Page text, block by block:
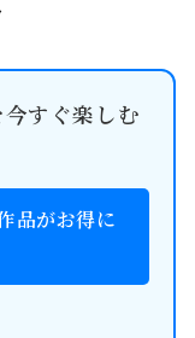
すぐ楽しむ
品がお得に